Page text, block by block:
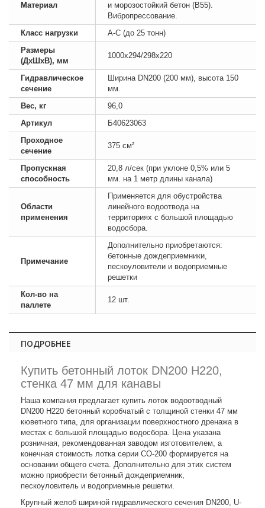
Материал
и морозостойкий бетон (B55).
Вибропрессование.
Класс нагрузки
А-С (до 25 тонн)
Размеры
(ДхШхВ), мм
1000х294/298х220
Гидравлическое
сечение
Ширина DN200 (200 мм), высота 150
мм.
Вес, кг
96,0
Артикул
Б40623063
Проходное
сечение
375 см²
Пропускная
способность
20,8 л/сек (при уклоне 0,5% или 5
мм. на 1 метр длины канала)
Области
применения
Применяется для обустройства
линейного водоотвода на
территориях с большой площадью
водосбора.
Примечание
Дополнительно приобретаются:
бетонные дождеприемники,
пескоуловители и водоприемные
решетки
Кол-во на
паллете
12 шт.
ПОДРОБНЕЕ
Купить бетонный лоток DN200 H220,
стенка 47 мм для канавы
Наша компания предлагает купить лоток водоотводный
DN200 H220 бетонный коробчатый с толщиной стенки 47 мм
кюветного типа, для организации поверхностного дренажа в
местах с большой площадью водосбора. Цена указана
розничная, рекомендованная заводом изготовителем, а
конечная стоимость лотка серии СО-200 формируется на
основании общего счета. Дополнительно для этих систем
можно приобрести бетонный дождеприемник,
пескоуловитель и водоприемные решетки.
Крупный желоб шириной гидравлического сечения DN200, U-